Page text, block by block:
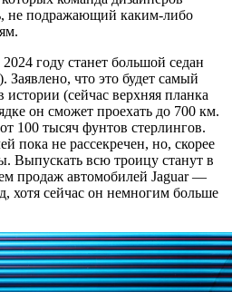
не подражающий каким-либо
году станет большой седан
Заявлено, что это будет самый
(сейчас верхняя планка
он сможет проехать до 700 км.
100 тысяч фунтов стерлингов.
пока не рассекречен, но, скорее
Выпускать всю троицу станут в
продаж автомобилей Jaguar —
хотя сейчас он немногим больше